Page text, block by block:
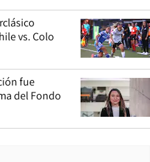
vs. Colo
fue
del Fondo